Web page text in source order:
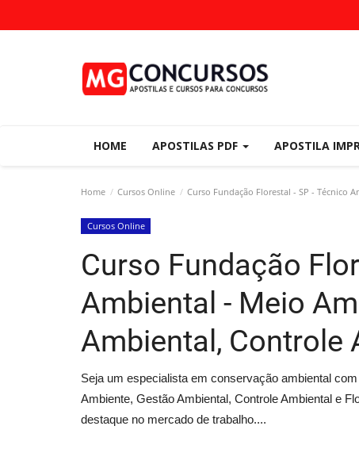
HOME APOSTILAS PDF APOSTILA
Home Cursos Online Curso Fundação Florestal - SP - Técnico
Cursos Online
Curso Fundação
Ambiental - Meio
Ambiental, Controle
Seja um especialista em conservação ambiental
Ambiente, Gestão Ambiental, Controle Ambiental e
destaque no mercado de trabalho....